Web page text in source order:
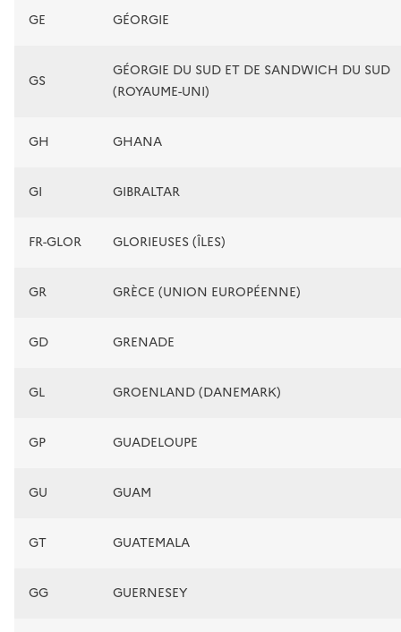
GE GÉORGIE
GS
GÉORGIE DU SUD ET DE SANDWICH DU SUD
(ROYAUME-UNI)
GH GHANA
GI GIBRALTAR
FR-GLOR GLORIEUSES (ÎLES)
GR GRÈCE (UNION EUROPÉENNE)
GD GRENADE
GL GROENLAND (DANEMARK)
GP GUADELOUPE
GU GUAM
GT GUATEMALA
GG GUERNESEY